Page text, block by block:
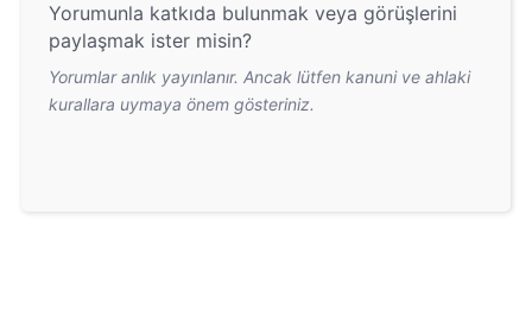
Yorumunla katkıda bulunmak veya görüşlerini
paylaşmak ister misin?
Yorumlar anlık yayınlanır. Ancak lütfen kanuni ve ahlaki
kurallara uymaya önem gösteriniz.